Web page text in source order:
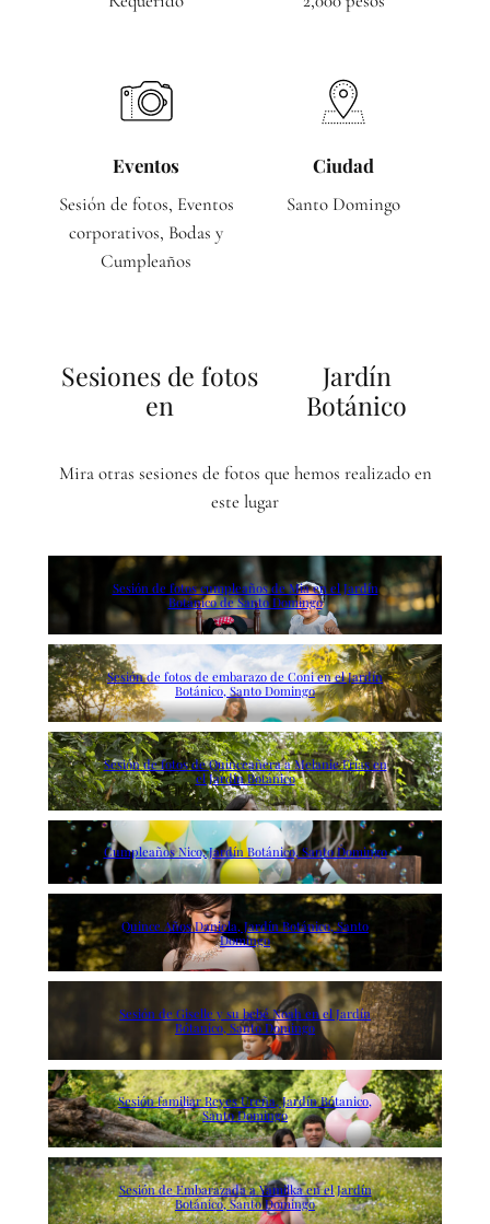
Eventos
Sesión de fotos, Eventos
corporativos, Bodas y
Cumpleaños
Ciudad
Santo Domingo
Sesiones de fotos
en
Jardín
Botánico
Mira otras sesiones de fotos que hemos realizado en
este lugar
Sesión de fotos cumpleaños de Mia en el Jardín
Botánico de Santo Domingo
Sesión de fotos de embarazo de Coni en el Jardín
Botánico, Santo Domingo
Sesión de fotos de Quinceañera a Melanie Frías en
el Jardín Botánico
Cumpleaños Nico, Jardín Botánico, Santo Domingo
Quince Años Daniela, Jardín Botánico, Santo
Domingo
Sesión de Giselle y su bebé Noah en el Jardín
Bótanico, Santo Domingo
Sesión familiar Reyes Ureña, Jardín Bótanico,
Santo Domingo
Sesión de Embarazada a Yamilka en el Jardín
Botánico, Santo Domingo